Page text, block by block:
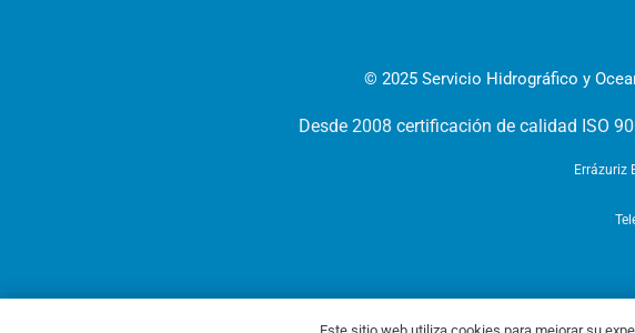
© 2025 Servicio Hidrográfico y
Desde 2008 certificación de calidad ISO
Errázuriz